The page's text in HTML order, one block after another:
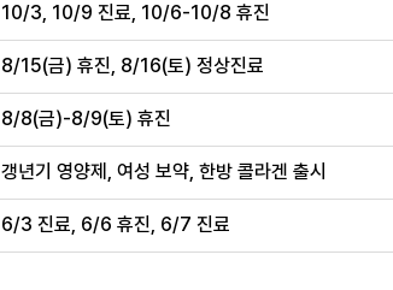
10/3, 10/9 진료, 10/6-10/8 휴진
8/15(금) 휴진, 8/16(토) 정상진료
8/8(금)-8/9(토) 휴진
갱년기 영양제, 여성 보약, 한방 콜라겐 출시
6/3 진료, 6/6 휴진, 6/7 진료